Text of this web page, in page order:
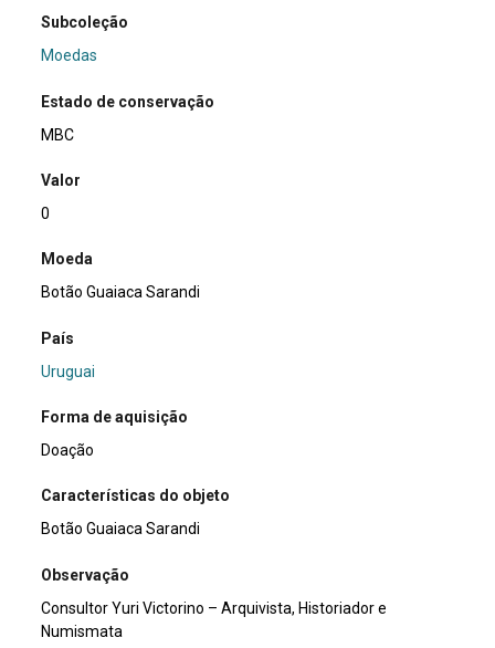
Subcoleção
Moedas
Estado de conservação
MBC
Valor
0
Moeda
Botão Guaiaca Sarandi
País
Uruguai
Forma de aquisição
Doação
Características do objeto
Botão Guaiaca Sarandi
Observação
Consultor Yuri Victorino – Arquivista, Historiador e
Numismata